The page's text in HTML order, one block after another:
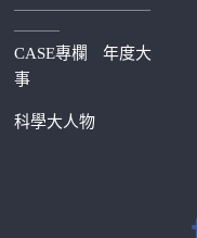
—————————
———
CASE專欄
年度大
事
科學大人物